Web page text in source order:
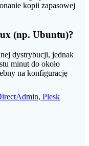
kopii zapasowej
(np. Ubuntu)?
dystrybucji, jednak
minut do około
na konfigurację
Plesk